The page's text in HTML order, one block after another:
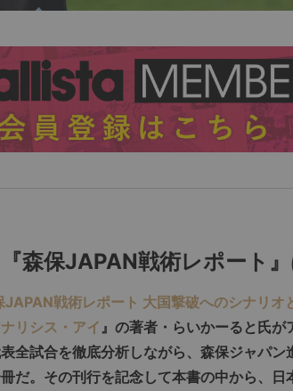
『森保JAPAN戦術レポート
JAPAN戦術レポート 大国撃破へのシナリオ
リシス・アイ 』の著者・らいかーると氏
全試合を徹底分析しながら、森保ジャパ
だ。その刊行を記念して本書の中から、